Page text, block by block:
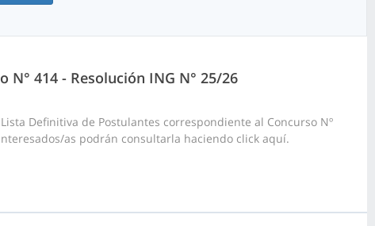
414 - Resolución ING N° 25/26
Definitiva de Postulantes correspondiente al Concurso Nº
as podrán consultarla haciendo click aquí.